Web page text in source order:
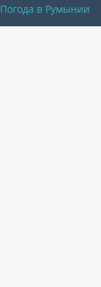
Погода в Румынии